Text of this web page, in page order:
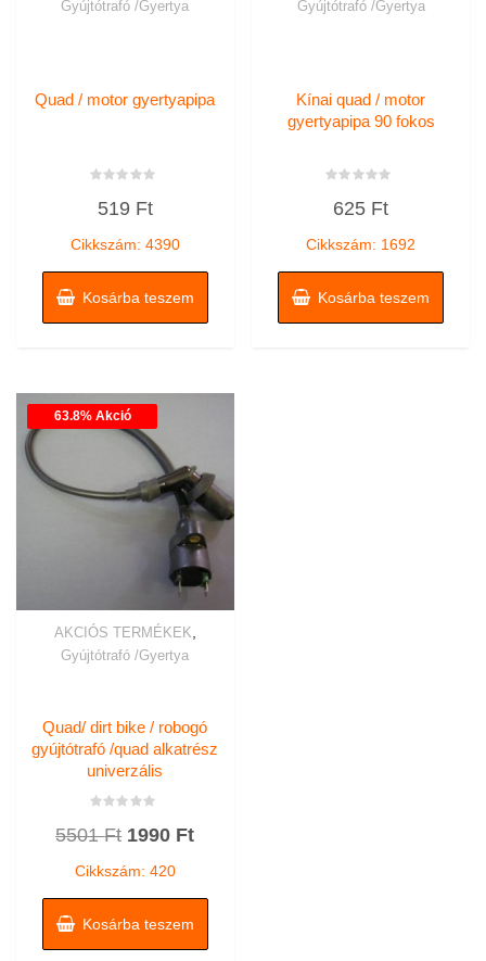
Gyújtótrafó /Gyertya
Quad / motor gyertyapipa
519 Ft
Cikkszám: 4390
Kosárba teszem
Gyújtótrafó /Gyertya
Kínai quad / motor
gyertyapipa 90 fokos
625 Ft
Cikkszám: 1692
Kosárba teszem
63.8% Akció
AKCIÓS TERMÉKEK
Gyújtótrafó /Gyertya
Quad/ dirt bike / robogó
gyújtótrafó /quad alkatrész
univerzális
0
5501Ft Original
price
was:
5501 Ft.
1990 FtCurrent
is:
Cikkszám: 420
Kosárba teszem